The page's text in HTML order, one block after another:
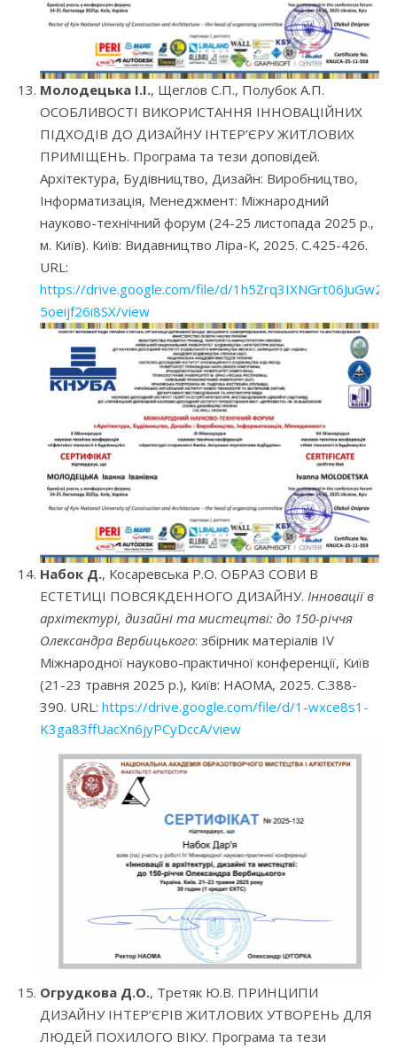
Молодецька І.І., Щеглов С.П., Полубок А.П.
ОСОБЛИВОСТІ ВИКОРИСТАННЯ ІННОВАЦІЙНИХ
ПІДХОДІВ ДО ДИЗАЙНУ ІНТЕР’ЄРУ ЖИТЛОВИХ
ПРИМІЩЕНЬ. Програма та тези доповідей.
Архітектура, Будівництво, Дизайн: Виробництво,
Інформатизація, Менеджмент: Міжнародний
науково-технічний форум (24-25 листопада 2025 р.,
м. Київ). Київ: Видавництво Ліра-К, 2025. С.425-426.
URL:
https://drive.google.com/file/d/1h5Zrq3IXNGrt06JuGw2-
5oeijf26i8SX/view
Набок Д., Косаревська Р.О. ОБРАЗ СОВИ В
ЕСТЕТИЦІ ПОВСЯКДЕННОГО ДИЗАЙНУ. Інновації в
архітектурі, дизайні та мистецтві: до 150-річчя
Олександра Вербицького: збірник матеріалів IV
Міжнародної науково-практичної конференції, Київ
(21-23 травня 2025 р.), Київ: НАОМА, 2025. С.388-
390. URL: https://drive.google.com/file/d/1-wxce8s1-
K3ga83ffUacXn6jyPCyDccA/view
Огрудкова Д.О., Третяк Ю.В. ПРИНЦИПИ
ДИЗАЙНУ ІНТЕР’ЄРІВ ЖИТЛОВИХ УТВОРЕНЬ ДЛЯ
ЛЮДЕЙ ПОХИЛОГО ВІКУ. Програма та тези